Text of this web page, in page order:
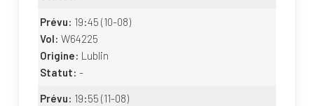
Prévu: 19:45(10-08)
Vol: W64225
Origine: Lublin
Statut: -
Prévu: 19:55(11-08)